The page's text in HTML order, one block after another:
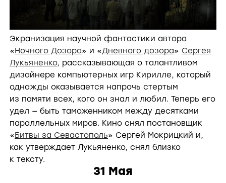
Экранизация научной фантастики автора
«Ночного Дозора» и «Дневного дозора» Сергея
Лукьяненко, рассказывающая о талантливом
дизайнере компьютерных игр Кирилле, который
однажды оказывается напрочь стертым
из памяти всех, кого он знал и любил. Теперь его
удел — быть таможенником между десятками
параллельных миров. Кино снял постановщик
«Битвы за Севастополь» Сергей Мокрицкий и,
как утверждает Лукьяненко, снял близко
к тексту.
31 Мая